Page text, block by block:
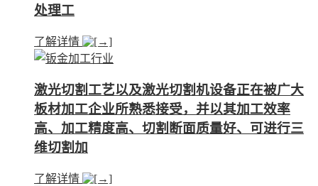
处理工
了解详情
激光切割工艺以及激光切割机设备正在被广大
板材加工企业所熟悉接受，并以其加工效率
高、加工精度高、切割断面质量好、可进行三
维切割加
了解详情